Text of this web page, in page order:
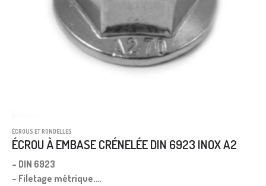
ÉCROUS ET RONDELLES
ÉCROU À EMBASE CRÉNELÉE DIN 6923 INOX A2
– DIN 6923
– Filetage métrique.